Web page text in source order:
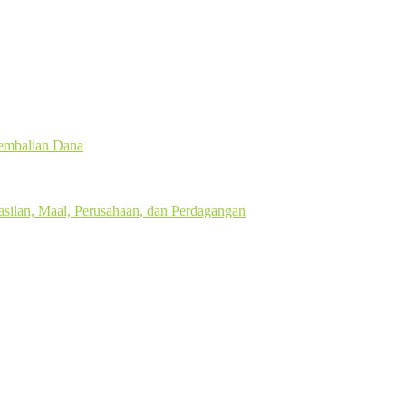
Dana
Maal, Perusahaan, dan Perdagangan